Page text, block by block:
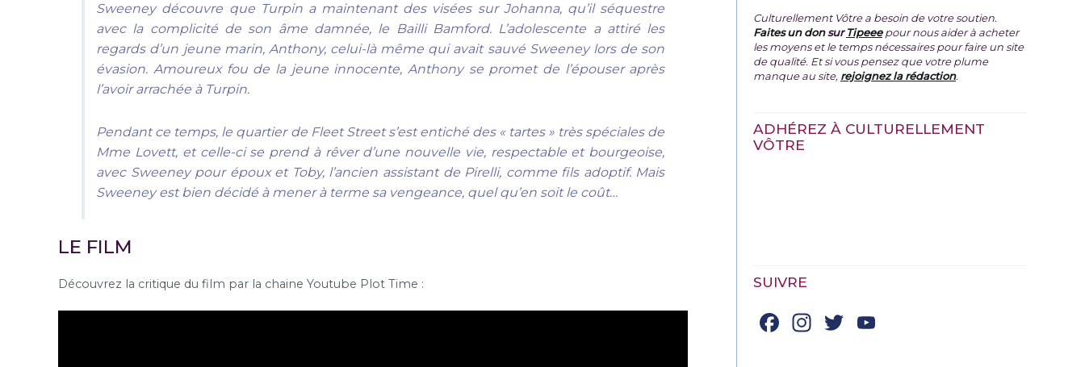
Sweeney découvre que Turpin a maintenant des visées sur Johanna, qu’il séquestre
avec la complicité de son âme damnée, le Bailli Bamford. L’adolescente a attiré les
regards d’un jeune marin, Anthony, celui-là même qui avait sauvé Sweeney lors de son
évasion. Amoureux fou de la jeune innocente, Anthony se promet de l’épouser après
l’avoir arrachée à Turpin.
Pendant ce temps, le quartier de Fleet Street s’est entiché des « tartes » très spéciales de
Mme Lovett, et celle-ci se prend à rêver d’une nouvelle vie, respectable et bourgeoise,
avec Sweeney pour époux et Toby, l’ancien assistant de Pirelli, comme fils adoptif. Mais
Sweeney est bien décidé à mener à terme sa vengeance, quel qu’en soit le coût…
LE FILM
Découvrez la critique du film par la chaine Youtube Plot Time :
Culturellement Vôtre a besoin de votre soutien.
Faites un donsurTipeeepour nous aider à acheter
les moyens et le temps nécessaires pour faire un site
de qualité. Et si vous pensez que votre plume
manque au site, rejoignez la rédaction.
ADHÉREZ À CULTURELLEMENT
VÔTRE
SUIVRE
Facebook
Instagram
Twitter